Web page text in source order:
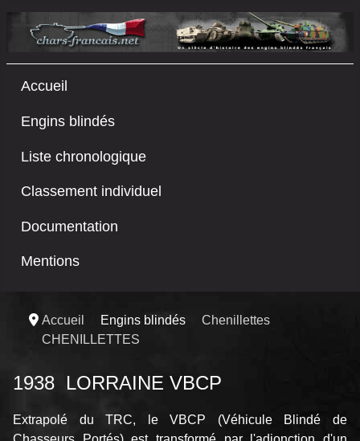
Accueil
Engins blindés
Liste chronologique
Classement individuel
Documentation
Mentions
Accueil Engins blindés
Chenillettes
CHENILLETTES
1938 LORRAINE VBCP
Extrapolé du TRC, le VBCP (Véhicule Blindé de